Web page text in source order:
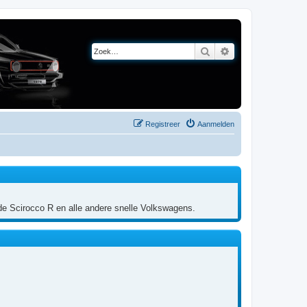
Zoek
Aanmelden
Registreer
Scirocco R en alle andere snelle Volkswagens.